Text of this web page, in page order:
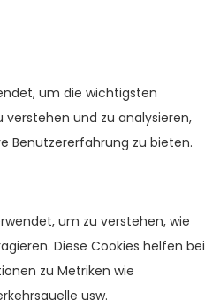
um die wichtigsten
verstehen und zu analysieren,
Benutzererfahrung zu bieten.
um zu verstehen, wie
Diese Cookies helfen bei
zu Metriken wie
usw.